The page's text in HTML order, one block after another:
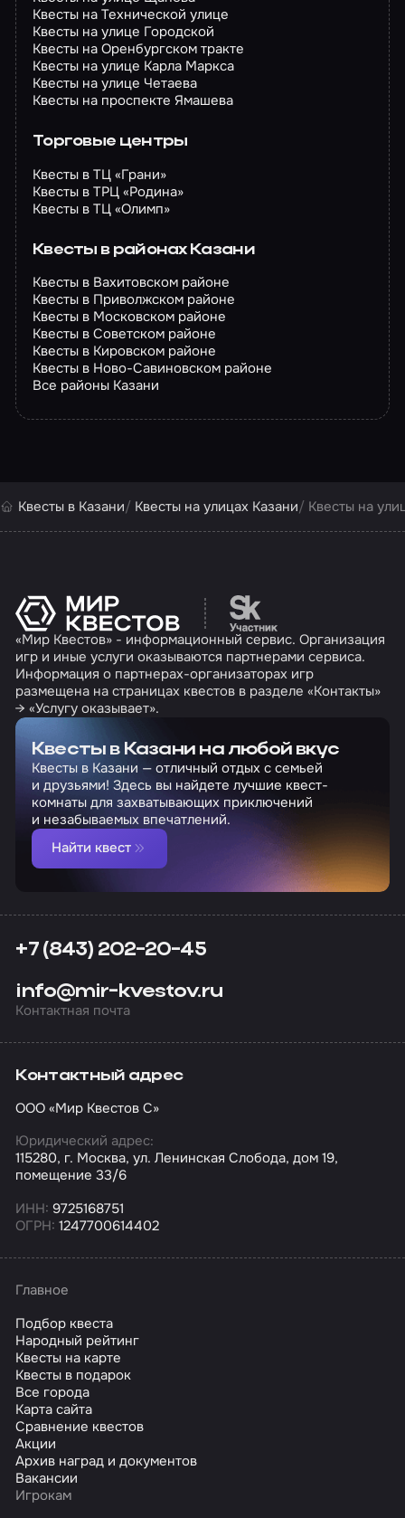
Квесты на Технической улице
Квесты на улице Городской
Квесты на Оренбургском тракте
Квесты на улице Карла Маркса
Квесты на улице Четаева
Квесты на проспекте Ямашева
Торговые центры
Квесты в ТЦ «Грани»
Квесты в ТРЦ «Родина»
Квесты в ТЦ «Олимп»
Квесты в районах Казани
Квесты в Вахитовском районе
Квесты в Приволжском районе
Квесты в Московском районе
Квесты в Советском районе
Квесты в Кировском районе
Квесты в Ново-Савиновском районе
Все районы Казани
Квесты в Казани Квесты на улицах Казани Квесты на
Перейти на сайт
«Мир Квестов» - информационный сервис. Организация
игр и иные услуги оказываются партнерами сервиса.
Информация о партнерах-организаторах игр
размещена на страницах квестов в разделе «Контакты»
→ «Услугу оказывает».
Квесты в Казани на любой вкус
Квесты в Казани — отличный отдых с семьей
и друзьями! Здесь вы найдете лучшие квест-
комнаты для захватывающих приключений
и незабываемых впечатлений.
Найти квест
+7 (843) 202-20-45
info@mir-kvestov.ru
Контактная почта
Контактный адрес
ООО «Мир Квестов С»
Юридический адрес:
115280, г. Москва, ул. Ленинская Слобода, дом 19,
помещение 33/6
ИНН: 9725168751
ОГРН: 1247700614402
Главное
Подбор квеста
Народный рейтинг
Квесты на карте
Квесты в подарок
Все города
Карта сайта
Сравнение квестов
Акции
Архив наград и документов
Вакансии
Игрокам